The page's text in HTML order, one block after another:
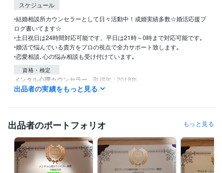
スケジュール
◦結婚相談所カウンセラーとして日々活動中！成婚実績多数☆婚活応援ブ
ログ書いてます☆
◦土日祝日は24時間対応可能です。平日は21時～0時まで対応可能です｡
◦婚活で悩んでいる貴方をプロの視点で全力サポート致します｡
◦恋愛相談､心の悩み相談も受け付けています｡
資格・検定
メンタル心理カウンセラー 取得年 : 2018年
ポジティブ心理学実践インストラクター
得意分野
人間関係 相談
婚活 恋愛 悩み 人間関係 話相手 愚痴聞き
出品者の実績をもっと見る
出品者のポートフォリオ もっと見る